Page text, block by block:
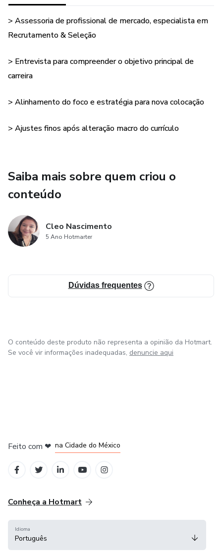
> Assessoria de profissional de mercado, especialista em
Recrutamento & Seleção
> Entrevista para compreender o objetivo principal de
carreira
> Alinhamento do foco e estratégia para nova colocação
> Ajustes finos após alteração macro do currículo
Saiba mais sobre quem criou o
conteúdo
Cleo Nascimento
5 Ano Hotmarter
Dúvidas frequentes
O conteúdo deste produto não representa a opinião da Hotmart.
Se você vir informações inadequadas, denuncie aqui
Feito com ❤ na Cidade do México
Conheça a Hotmart
Idioma
Português